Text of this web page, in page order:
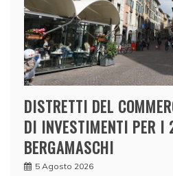
DISTRETTI DEL
DI INVESTIMENTI PER I
BERGAMASCHI
5 Agosto 2026